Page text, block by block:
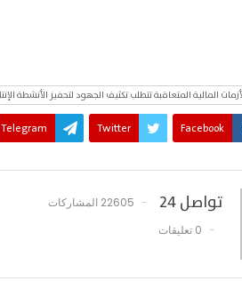
المالية المتعاقبة تتطلب تكثيف الجهود لتحفيز الأنشطة
Facebook
Twitter
Telegram
تواصل 24
22605 المشاركات
0 تعليقات